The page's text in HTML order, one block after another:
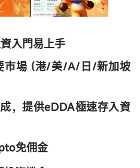
入門易上手
市場 (港/美/A/日/新加坡
，提供eDDA極速存入資
免佣金